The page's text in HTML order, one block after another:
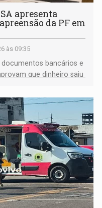
apresenta
da PF em
às 09:35
bancários e
que dinheiro saiu
da sede da entidade